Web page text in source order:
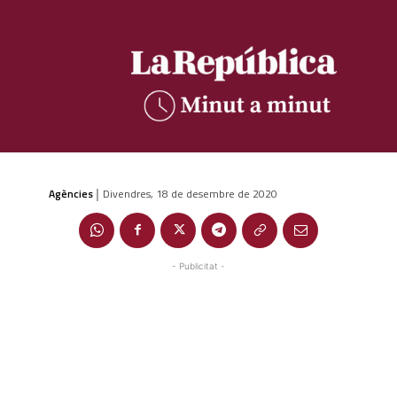
Agències | Divendres, 18 de desembre de 2020
- Publicitat -